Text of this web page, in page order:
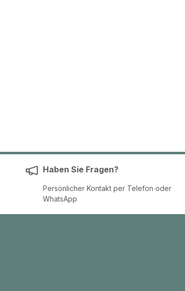
Haben Sie Fragen?
Persönlicher Kontakt per Telefon oder
WhatsApp